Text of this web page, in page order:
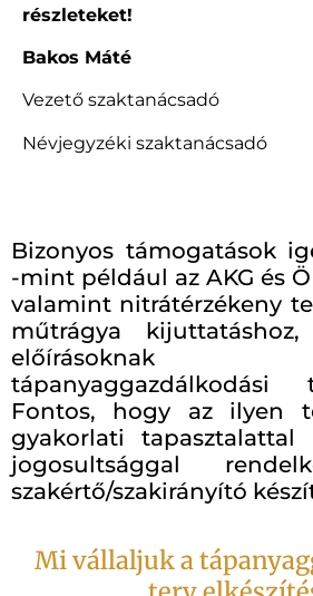
részleteket!
Bakos Máté
Vezető szaktanácsadó
Névjegyzéki szaktanácsadó
Bizonyos támogatások
-mint például az AKG és
valamint nitrátérzékeny
műtrágya
előírásoknak
Fontos, hogy az ilyen
gyakorlati tapasztalattal
jogosultsággal
szakértő/szakirányító
Mi vállaljuk a